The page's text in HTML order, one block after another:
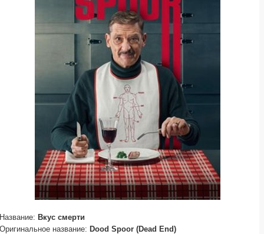
Название: Вкус смерти
Оригинальное название: Dood Spoor (Dead End)